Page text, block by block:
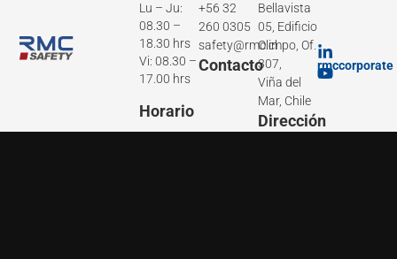
Horario
Lu – Ju:
08.30 –
18.30 hrs
Vi: 08.30 –
17.00 hrs
Contacto
+56 32
260 0305
safety@rmc.cl
Dirección
Bellavista
05, Edificio
Olimpo, Of.
307,
Viña del
Mar, Chile
rmccorporate